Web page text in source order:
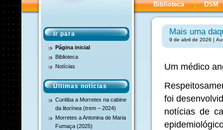
Biblioteca DSM
Ir para
Página inicial
Biblioteca
Notícias
Últimas notícias
Curitiba a Morretes na cabine
da litorínea (trem – 2024)
Morretes a Antonina de Maria
Fumaça (2025)
Mais uma
9 de abril de 2026 |
Um médico
foi
notícias de